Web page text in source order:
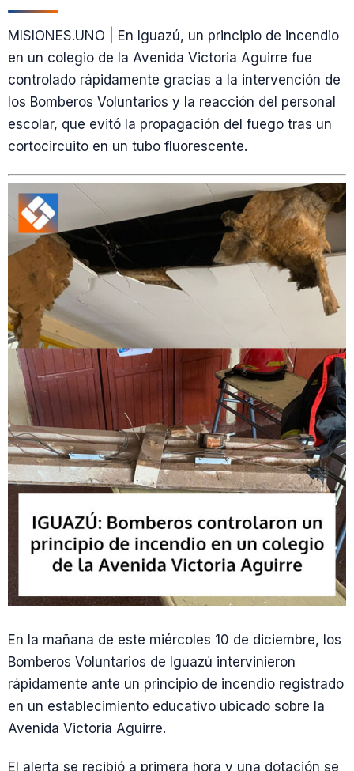
MISIONES.UNO | En Iguazú, un principio de incendio
en un colegio de la Avenida Victoria Aguirre fue
controlado rápidamente gracias a la intervención de
los Bomberos Voluntarios y la reacción del personal
escolar, que evitó la propagación del fuego tras un
cortocircuito en un tubo fluorescente.
En la mañana de este miércoles 10 de diciembre, los
Bomberos Voluntarios de Iguazú intervinieron
rápidamente ante un principio de incendio registrado
en un establecimiento educativo ubicado sobre la
Avenida Victoria Aguirre.
El alerta se recibió a primera hora y una dotación se